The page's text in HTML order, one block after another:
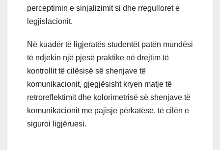
perceptimin e sinjalizimit si dhe rregulloret e
legjislacionit.
Në kuadër të ligjeratës studentët patën mundësi
të ndjekin një pjesë praktike në drejtim të
kontrollit të cilësisë së shenjave të
komunikacionit, gjegjësisht kryen matje të
retroreflektimit dhe kolorimetrisë së shenjave të
komunikacionit me pajisje përkatëse, të cilën e
siguroi ligjëruesi.